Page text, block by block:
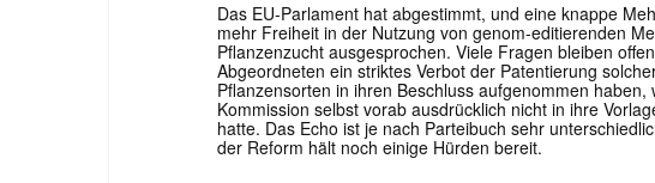
Das EU-Parlament hat abgestimmt, und eine knappe
mehr Freiheit in der Nutzung von genom-editierenden
Pflanzenzucht ausgesprochen. Viele Fragen bleiben
Abgeordneten ein striktes Verbot der Patentierung
Pflanzensorten in ihren Beschluss aufgenommen haben,
Kommission selbst vorab ausdrücklich nicht in ihre
hatte. Das Echo ist je nach Parteibuch sehr
der Reform hält noch einige Hürden bereit.